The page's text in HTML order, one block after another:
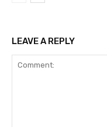
LEAVE A REPLY